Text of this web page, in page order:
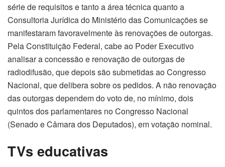
série de requisitos e tanto a área técnica quanto a
Consultoria Jurídica do Ministério das Comunicações se
manifestaram favoravelmente às renovações de outorgas.
Pela Constituição Federal, cabe ao Poder Executivo
analisar a concessão e renovação de outorgas de
radiodifusão, que depois são submetidas ao Congresso
Nacional, que delibera sobre os pedidos. A não renovação
das outorgas dependem do voto de, no mínimo, dois
quintos dos parlamentares no Congresso Nacional
(Senado e Câmara dos Deputados), em votação nominal.
TVs educativas